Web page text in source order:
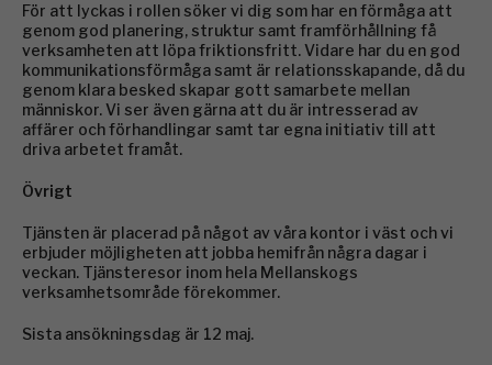
För att lyckas i rollen söker vi dig som har en förmåga att
genom god planering, struktur samt framförhållning få
verksamheten att löpa friktionsfritt. Vidare har du en god
kommunikationsförmåga samt är relationsskapande, då du
genom klara besked skapar gott samarbete mellan
människor. Vi ser även gärna att du är intresserad av
affärer och förhandlingar samt tar egna initiativ till att
driva arbetet framåt.
Övrigt
Tjänsten är placerad på något av våra kontor i väst och vi
erbjuder möjligheten att jobba hemifrån några dagar i
veckan. Tjänsteresor inom hela Mellanskogs
verksamhetsområde förekommer.
Sista ansökningsdag är 12 maj.